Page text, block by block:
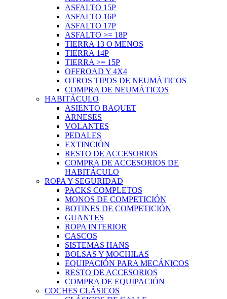
ASFALTO 15P
ASFALTO 16P
ASFALTO 17P
ASFALTO >= 18P
TIERRA 13 O MENOS
TIERRA 14P
TIERRA >= 15P
OFFROAD Y 4X4
OTROS TIPOS DE NEUMÁTICOS
COMPRA DE NEUMÁTICOS
HABITÁCULO
ASIENTO BAQUET
ARNESES
VOLANTES
PEDALES
EXTINCIÓN
RESTO DE ACCESORIOS
COMPRA DE ACCESORIOS DE
HABITÁCULO
ROPA Y SEGURIDAD
PACKS COMPLETOS
MONOS DE COMPETICIÓN
BOTINES DE COMPETICIÓN
GUANTES
ROPA INTERIOR
CASCOS
SISTEMAS HANS
BOLSAS Y MOCHILAS
EQUIPACIÓN PARA MECÁNICOS
RESTO DE ACCESORIOS
COMPRA DE EQUIPACIÓN
COCHES CLÁSICOS